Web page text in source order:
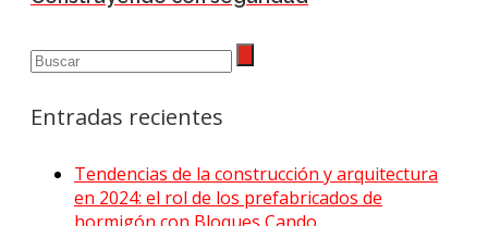
Entradas recientes
Tendencias de la construcción y arquitectura
en 2024: el rol de los prefabricados de
hormigón con Bloques Cando